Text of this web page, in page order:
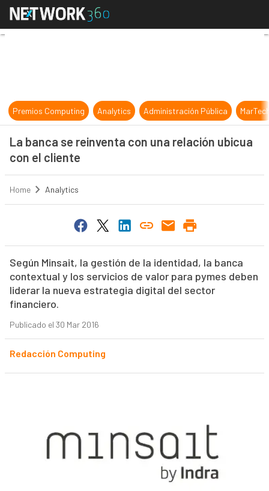
La banca se reinventa con una
Premios Computing Analytics Administración Pública
La banca se reinventa con una relación ubicua
con el cliente
Home Analytics
Según Minsait, la gestión de la identidad, la banca
contextual y los servicios de valor para pymes deben
liderar la nueva estrategia digital del sector
financiero.
Publicado el 30 Mar 2016
Redacción Computing